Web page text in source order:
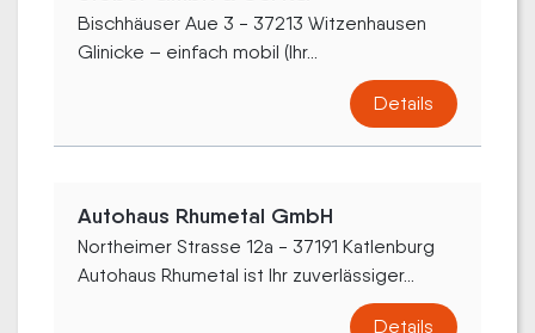
Bischhäuser Aue 3 - 37213 Witzenhausen
Glinicke – einfach mobil (Ihr...
Details
Autohaus Rhumetal GmbH
Northeimer Strasse 12a - 37191 Katlenburg
Autohaus Rhumetal ist Ihr zuverlässiger...
Details